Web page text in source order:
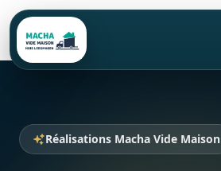
Appeler
Réalisations Macha Vide Maison